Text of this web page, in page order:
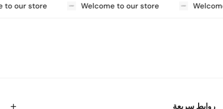
Welcome to our store
to our store
روابط سريعة